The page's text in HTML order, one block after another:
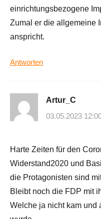
einrichtungsbezogene
Zumal er die allgemeine
anspricht.
Antworten
Artur_C
03.05.2023
Harte Zeiten für den
Widerstand2020 und
die Protagonisten sind
Bleibt noch die FDP mit
Welche ja nicht kam und